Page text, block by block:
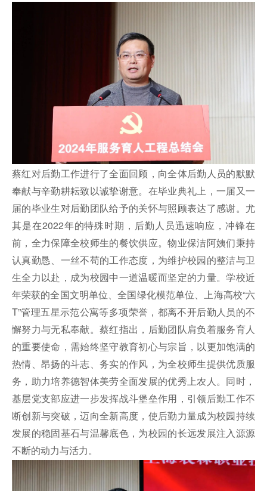
蔡红对后勤工作进行了全面回顾，向全体后勤人员的默默
奉献与辛勤耕耘致以诚挚谢意。在毕业典礼上，一届又一
届的毕业生对后勤团队给予的关怀与照顾表达了感谢。尤
其是在2022年的特殊时期，后勤人员迅速响应，冲锋在
前，全力保障全校师生的餐饮供应。物业保洁阿姨们秉持
认真勤恳、一丝不苟的工作态度，为维护校园的整洁与卫
生全力以赴，成为校园中一道温暖而坚定的力量。学校近
年荣获的全国文明单位、全国绿化模范单位、上海高校“六
T”管理五星示范公寓等多项荣誉，都离不开后勤人员的不
懈努力与无私奉献。蔡红指出，后勤团队肩负着服务育人
的重要使命，需始终坚守教育初心与宗旨，以更加饱满的
热情、昂扬的斗志、务实的作风，为全校师生提供优质服
务，助力培养德智体美劳全面发展的优秀上农人。同时，
基层党支部应进一步发挥战斗堡垒作用，引领后勤工作不
断创新与突破，迈向全新高度，使后勤力量成为校园持续
发展的稳固基石与温馨底色，为校园的长远发展注入源源
不断的动力与活力。